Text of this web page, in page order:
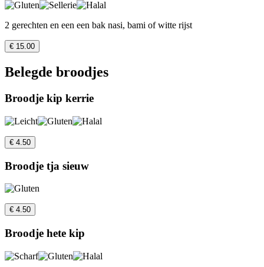
2 gerechten en een een bak nasi, bami of witte rijst
€ 15.00
Belegde broodjes
Broodje kip kerrie
€ 4.50
Broodje tja sieuw
€ 4.50
Broodje hete kip